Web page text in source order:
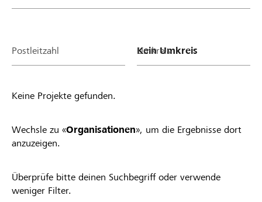
Postleitzahl Umkreis
Keine Projekte gefunden.
Wechsle zu «Organisationen», um die Ergebnisse dort
anzuzeigen.
Überprüfe bitte deinen Suchbegriff oder verwende
weniger Filter.